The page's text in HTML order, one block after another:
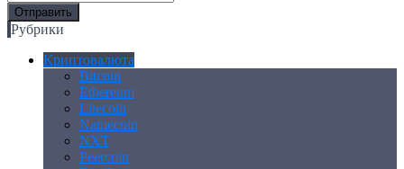
Рубрики
Криптовалюта
Bitcoin
Ethereum
Litecoin
Namecoin
NXT
Peercoin